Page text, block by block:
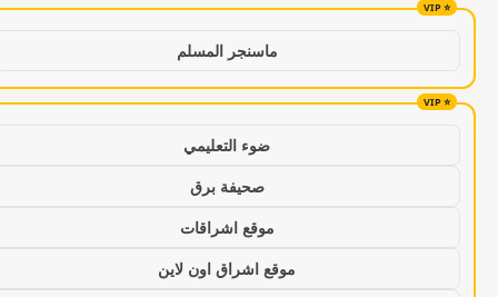
ماسنجر المسلم
ضوء التعليمي
صحيفة برق
موقع اشراقات
موقع اشراق اون لاين